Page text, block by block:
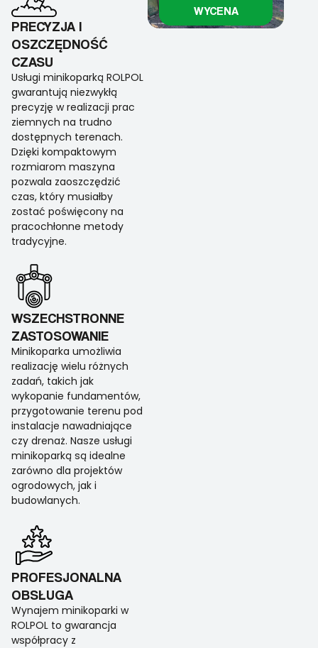
PRECYZJA I
OSZCZĘDNOŚĆ
CZASU
Usługi minikoparką ROLPOL
gwarantują niezwykłą
precyzję w realizacji prac
ziemnych na trudno
dostępnych terenach.
Dzięki kompaktowym
rozmiarom maszyna
pozwala zaoszczędzić
czas, który musiałby
zostać poświęcony na
pracochłonne metody
tradycyjne.
WSZECHSTRONNE
ZASTOSOWANIE
Minikoparka umożliwia
realizację wielu różnych
zadań, takich jak
wykopanie fundamentów,
przygotowanie terenu pod
instalacje nawadniające
czy drenaż. Nasze usługi
minikoparką są idealne
zarówno dla projektów
ogrodowych, jak i
budowlanych.
PROFESJONALNA
OBSŁUGA
Wynajem minikoparki w
ROLPOL to gwarancja
współpracy z
WYCENA